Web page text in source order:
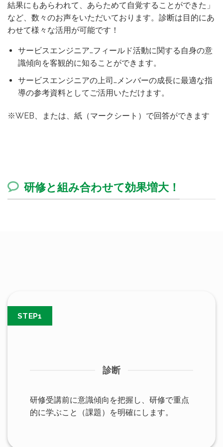
結果にもあらわれて、あらためて自覚することができた」
など、数々のお声をいただいております。診断は目的にあ
わせて様々な活用が可能です！
サービスエンジニア…フィールド活動に関する自身の意
識傾向を客観的に知ることができます。
サービスエンジニアの上司…メンバーの成長に最適な指
導の参考資料としてご活用いただけます。
※WEB、または、紙（マークシート）で回答ができます
研修と組み合わせて効果増大！
STEP1
診断
研修受講前に意識傾向を把握し、研修で重点
的に学ぶこと（課題）を明確にします。